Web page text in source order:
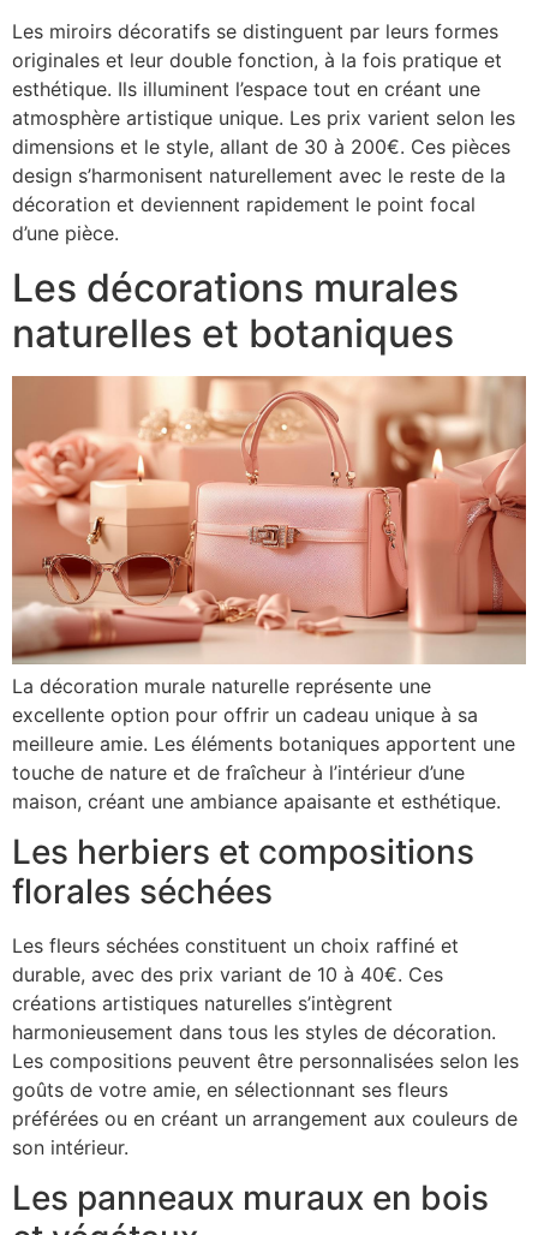
Les miroirs décoratifs se distinguent par leurs formes
originales et leur double fonction, à la fois pratique et
esthétique. Ils illuminent l’espace tout en créant une
atmosphère artistique unique. Les prix varient selon les
dimensions et le style, allant de 30 à 200€. Ces pièces
design s’harmonisent naturellement avec le reste de la
décoration et deviennent rapidement le point focal
d’une pièce.
Les décorations murales
naturelles et botaniques
La décoration murale naturelle représente une
excellente option pour offrir un cadeau unique à sa
meilleure amie. Les éléments botaniques apportent une
touche de nature et de fraîcheur à l’intérieur d’une
maison, créant une ambiance apaisante et esthétique.
Les herbiers et compositions
florales séchées
Les fleurs séchées constituent un choix raffiné et
durable, avec des prix variant de 10 à 40€. Ces
créations artistiques naturelles s’intègrent
harmonieusement dans tous les styles de décoration.
Les compositions peuvent être personnalisées selon les
goûts de votre amie, en sélectionnant ses fleurs
préférées ou en créant un arrangement aux couleurs de
son intérieur.
Les panneaux muraux en bois